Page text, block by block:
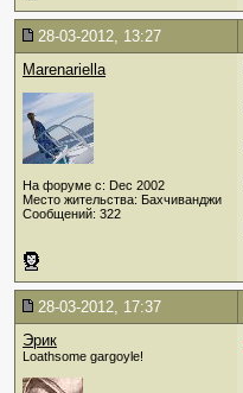
28-03-2012, 13:27
Marenariella
На форуме с: Dec 2002
Место жительства: Бахчиванджи
Сообщений: 322
28-03-2012, 17:37
Эрик
Loathsome gargoyle!